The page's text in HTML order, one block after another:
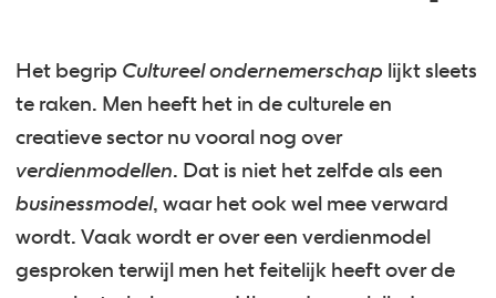
Het begrip Cultureel ondernemerschap lijkt sleets
te raken. Men heeft het in de culturele en
creatieve sector nu vooral nog over
verdienmodellen. Dat is niet het zelfde als een
businessmodel, waar het ook wel mee verward
wordt. Vaak wordt er over een verdienmodel
gesproken terwijl men het feitelijk heeft over de